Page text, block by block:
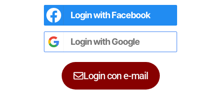
Frentane IGT
Novaresi DOC
DOC
IGT
Conoscere i Vitigni
Il Libro di Quattrocalici dedicato ai vitigni
italiani e internazionali.
450 Vitigni d’Italia e del Mondo con i loro
Login withFacebook
Login withGoogle
Login con e-mail